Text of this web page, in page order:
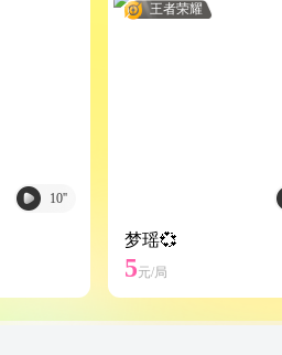
10''
梦瑶💞
王者荣耀
5元/局